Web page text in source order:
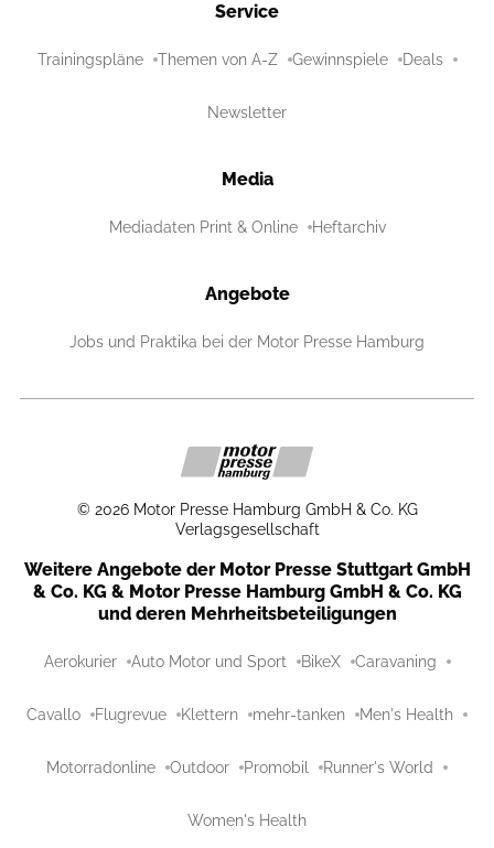
Service
Trainingspläne Themen von A-Z Gewinnspiele Deals
Newsletter
Media
Mediadaten Print & Online Heftarchiv
Angebote
Jobs und Praktika bei der Motor Presse Hamburg
© 2026 Motor Presse Hamburg GmbH & Co. KG
Verlagsgesellschaft
Weitere Angebote der Motor Presse Stuttgart GmbH
& Co. KG & Motor Presse Hamburg GmbH & Co. KG
und deren Mehrheitsbeteiligungen
Aerokurier Auto Motor und Sport BikeX Caravaning
Cavallo Flugrevue Klettern mehr-tanken Men's Health
Motorradonline Outdoor Promobil Runner's World
Women's Health